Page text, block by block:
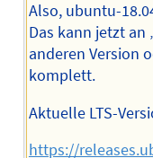
Also, ubuntu-
Das kann jetzt an
anderen Version
komplett.
Aktuelle LTS-
https://